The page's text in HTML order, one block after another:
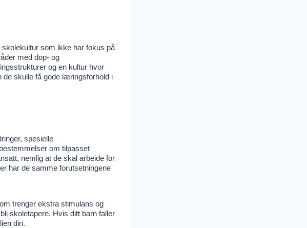
som ikke har fokus på
med dop- og
og en kultur hvor
de skulle få gode læringsforhold i
spesielle
om tilpasset
nemlig at de skal arbeide for
har de samme forutsetningene
trenger ekstra stimulans og
skoletapere. Hvis ditt barn faller
din.